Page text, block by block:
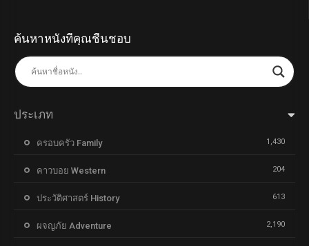
ค้นหาหนังที่คุณชื่นชอบ
ประเภท
ครอบครัว Family 1,430
คาวบอย Western 204
ประวัติศาสตร์ History 613
ผจญภัย Adventure 2,190